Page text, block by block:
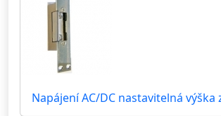
Napájení AC/DC nastavitelná výška